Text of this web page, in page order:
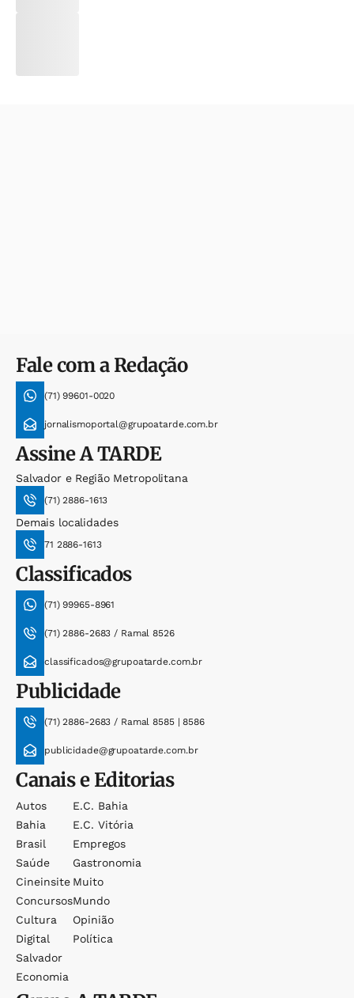
Fale com a Redação
(71) 99601-0020
jornalismoportal@grupoatarde.com.br
AssineA TARDE
Salvador e Região Metropolitana
(71) 2886-1613
Demais localidades
71 2886-1613
Classificados
(71) 99965-8961
(71) 2886-2683 / Ramal 8526
classificados@grupoatarde.com.br
Publicidade
(71) 2886-2683 / Ramal 8585 | 8586
publicidade@grupoatarde.com.br
Canais e Editorias
Autos
Bahia
Brasil
Saúde
Cineinsite
Concursos
Cultura
Digital
Salvador
Economia
E.c. Bahia
E.c. Vitória
Empregos
Gastronomia
Muito
Mundo
Opinião
Política